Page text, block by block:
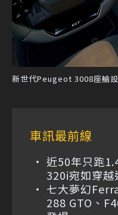
新世代Peugeot 3008座艙
車訊最前線
近50年只跑
320i宛如穿越
七大夢幻
288 GTO、